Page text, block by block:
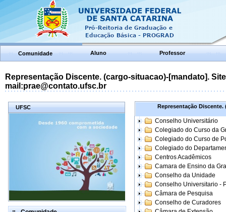
Comunidade Aluno Professor
Representação Discente. (cargo-situacao)-[mandato].
mail:prae@contato.ufsc.br
UFSC Representação Discente.
Conselho Universitário
Colegiado do Curso da
Colegiado do Curso de
Colegiado do
Centros Acadêmicos
Camara de Ensino da
Conselho da Unidade
Conselho Universitario -
Câmara de Pesquisa
Conselho de Curadores